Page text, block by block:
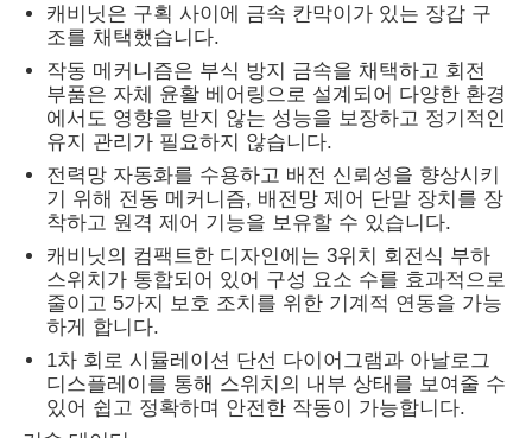
회사 소개
공장 투어
품질 관리
연락처
뉴스
캐비닛은 구획 사이에 금속 칸막이가 있는 장갑 구
조를 채택했습니다.
작동 메커니즘은 부식 방지 금속을 채택하고 회전
부품은 자체 윤활 베어링으로 ​​설계되어 다양한 환경
에서도 영향을 받지 않는 성능을 보장하고 정기적인
유지 관리가 필요하지 않습니다.
전력망 자동화를 수용하고 배전 신뢰성을 향상시키
기 위해 전동 메커니즘, 배전망 제어 단말 장치를 장
착하고 원격 제어 기능을 보유할 수 있습니다.
캐비닛의 컴팩트한 디자인에는 3위치 회전식 부하
스위치가 통합되어 있어 구성 요소 수를 효과적으로
줄이고 5가지 보호 조치를 위한 기계적 연동을 가능
하게 합니다.
1차 회로 시뮬레이션 단선 다이어그램과 아날로그
디스플레이를 통해 스위치의 내부 상태를 보여줄 수
있어 쉽고 정확하며 안전한 작동이 가능합니다.